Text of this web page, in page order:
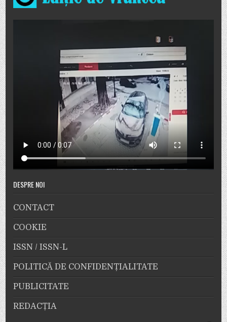
DESPRE NOI
CONTACT
COOKIE
ISSN / ISSN-L
POLITICĂ DE CONFIDENȚIALITATE
PUBLICITATE
REDACȚIA